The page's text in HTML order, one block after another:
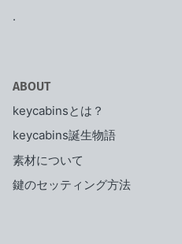
.
ABOUT
keycabinsとは？
keycabins誕生物語
素材について
鍵のセッティング方法